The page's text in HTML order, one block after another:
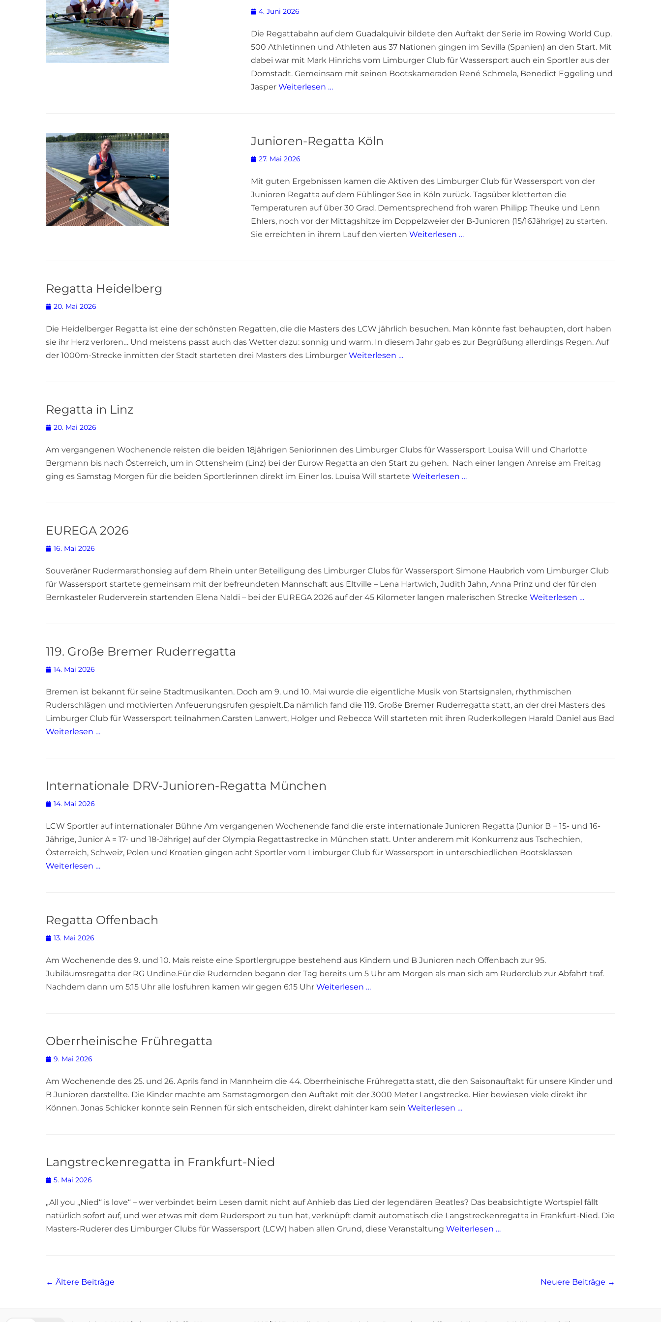
Posted
4. Juni 2026
Die Regattabahn auf dem Guadalquivir bildete den Auftakt der Serie im Rowing World Cup.
500 Athletinnen und Athleten aus 37 Nationen gingen im Sevilla (Spanien) an den Start. Mit
dabei war mit Mark Hinrichs vom Limburger Club für Wassersport auch ein Sportler aus der
Domstadt. Gemeinsam mit seinen Bootskameraden René Schmela, Benedict Eggeling und
Jasper Weiterlesen …
Junioren-Regatta Köln
Posted
27. Mai 2026
Mit guten Ergebnissen kamen die Aktiven des Limburger Club für Wassersport von der
Junioren Regatta auf dem Fühlinger See in Köln zurück. Tagsüber kletterten die
Temperaturen auf über 30 Grad. Dementsprechend froh waren Philipp Theuke und Lenn
Ehlers, noch vor der Mittagshitze im Doppelzweier der B-Junioren (15/16Jährige) zu starten.
Sie erreichten in ihrem Lauf den vierten Weiterlesen …
Regatta Heidelberg
Posted
20. Mai 2026
Die Heidelberger Regatta ist eine der schönsten Regatten, die die Masters des LCW jährlich besuchen. Man könnte fast behaupten, dort haben
sie ihr Herz verloren… Und meistens passt auch das Wetter dazu: sonnig und warm. In diesem Jahr gab es zur Begrüßung allerdings Regen. Auf
der 1000m-Strecke inmitten der Stadt starteten drei Masters des Limburger Weiterlesen …
Regatta in Linz
Posted
20. Mai 2026
Am vergangenen Wochenende reisten die beiden 18jährigen Seniorinnen des Limburger Clubs für Wassersport Louisa Will und Charlotte
Bergmann bis nach Österreich, um in Ottensheim (Linz) bei der Eurow Regatta an den Start zu gehen. Nach einer langen Anreise am Freitag
ging es Samstag Morgen für die beiden Sportlerinnen direkt im Einer los. Louisa Will startete Weiterlesen …
EUREGA 2026
Posted
16. Mai 2026
Souveräner Rudermarathonsieg auf dem Rhein unter Beteiligung des Limburger Clubs für Wassersport Simone Haubrich vom Limburger Club
für Wassersport startete gemeinsam mit der befreundeten Mannschaft aus Eltville – Lena Hartwich, Judith Jahn, Anna Prinz und der für den
Bernkasteler Ruderverein startenden Elena Naldi – bei der EUREGA 2026 auf der 45 Kilometer langen malerischen Strecke Weiterlesen …
119. Große Bremer Ruderregatta
Posted
14. Mai 2026
Bremen ist bekannt für seine Stadtmusikanten. Doch am 9. und 10. Mai wurde die eigentliche Musik von Startsignalen, rhythmischen
Ruderschlägen und motivierten Anfeuerungsrufen gespielt.Da nämlich fand die 119. Große Bremer Ruderregatta statt, an der drei Masters des
Limburger Club für Wassersport teilnahmen.Carsten Lanwert, Holger und Rebecca Will starteten mit ihren Ruderkollegen Harald Daniel aus Bad
Weiterlesen …
Internationale DRV-Junioren-Regatta München
Posted
14. Mai 2026
LCW Sportler auf internationaler Bühne Am vergangenen Wochenende fand die erste internationale Junioren Regatta (Junior B = 15- und 16-
Jährige, Junior A = 17- und 18-Jährige) auf der Olympia Regattastrecke in München statt. Unter anderem mit Konkurrenz aus Tschechien,
Österreich, Schweiz, Polen und Kroatien gingen acht Sportler vom Limburger Club für Wassersport in unterschiedlichen Bootsklassen
Weiterlesen …
Regatta Offenbach
Posted
13. Mai 2026
Am Wochenende des 9. und 10. Mais reiste eine Sportlergruppe bestehend aus Kindern und B Junioren nach Offenbach zur 95.
Jubiläumsregatta der RG Undine.Für die Rudernden begann der Tag bereits um 5 Uhr am Morgen als man sich am Ruderclub zur Abfahrt traf.
Nachdem dann um 5:15 Uhr alle losfuhren kamen wir gegen 6:15 Uhr Weiterlesen …
Oberrheinische Frühregatta
Posted
9. Mai 2026
Am Wochenende des 25. und 26. Aprils fand in Mannheim die 44. Oberrheinische Frühregatta statt, die den Saisonauftakt für unsere Kinder und
B Junioren darstellte. Die Kinder machte am Samstagmorgen den Auftakt mit der 3000 Meter Langstrecke. Hier bewiesen viele direkt ihr
Können. Jonas Schicker konnte sein Rennen für sich entscheiden, direkt dahinter kam sein Weiterlesen …
Langstreckenregatta in Frankfurt-Nied
Posted
5. Mai 2026
„All you „Nied“ is love“ – wer verbindet beim Lesen damit nicht auf Anhieb das Lied der legendären Beatles? Das beabsichtigte Wortspiel fällt
natürlich sofort auf, und wer etwas mit dem Rudersport zu tun hat, verknüpft damit automatisch die Langstreckenregatta in Frankfurt-Nied. Die
Masters-Ruderer des Limburger Clubs für Wassersport (LCW) haben allen Grund, diese Veranstaltung Weiterlesen …
Beitragsnavigation
← Ältere Beiträge Neuere Beiträge →